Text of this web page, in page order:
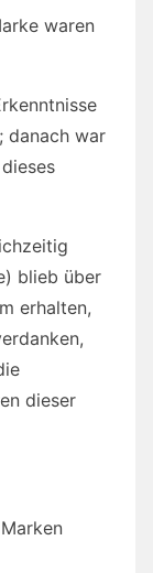
waren
danach war
blieb über
erhalten,
dieser